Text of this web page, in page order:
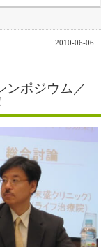
2010-06-06
ンポジウム／